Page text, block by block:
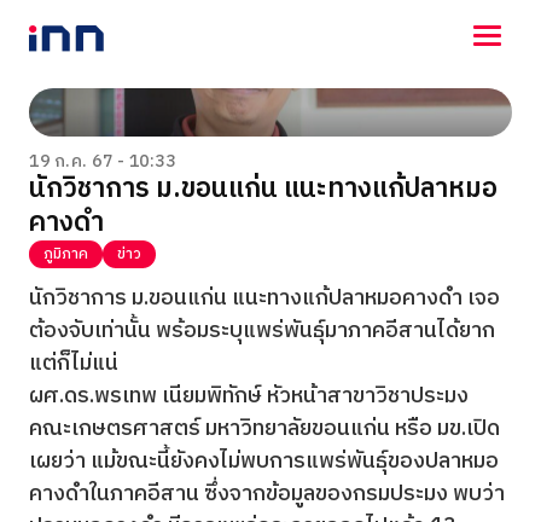
NEWS
ENTERTAINMENT
LIFESTYLE
HOROSCOPE
LOTTERY
VIDEO
ร่วมด้วยช่วยกัน
19 ก.ค. 67 - 10:33
นักวิชาการ ม.ขอนแก่น แนะทางแก้ปลาหมอ
คางดำ
ภูมิภาค ข่าว
นักวิชาการ ม.ขอนแก่น แนะทางแก้ปลาหมอคางดำ เจอ
ต้องจับเท่านั้น พร้อมระบุแพร่พันธุ์มาภาคอีสานได้ยาก
แต่ก็ไม่แน่
ผศ.ดร.พรเทพ เนียมพิทักษ์ หัวหน้าสาขาวิชาประมง
คณะเกษตรศาสตร์ มหาวิทยาลัยขอนแก่น หรือ มข.เปิด
เผยว่า แม้ขณะนี้ยังคงไม่พบการแพร่พันธุ์ของปลาหมอ
คางดำในภาคอีสาน ซึ่งจากข้อมูลของกรมประมง พบว่า